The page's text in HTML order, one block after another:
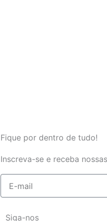
Fique por dentro de tudo!
Inscreva-se e receba
mail
Siga-nos